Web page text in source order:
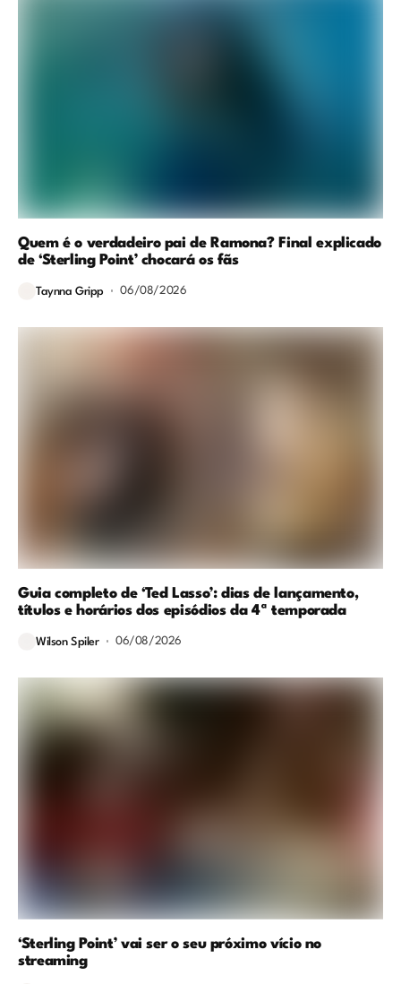
Quem é o verdadeiro pai de Ramona? Final explicado
de ‘Sterling Point’ chocará os fãs
Taynna Gripp 06/08/2026
Guia completo de ‘Ted Lasso’: dias de lançamento,
títulos e horários dos episódios da 4ª temporada
Wilson Spiler 06/08/2026
‘Sterling Point’ vai ser o seu próximo vício no
streaming